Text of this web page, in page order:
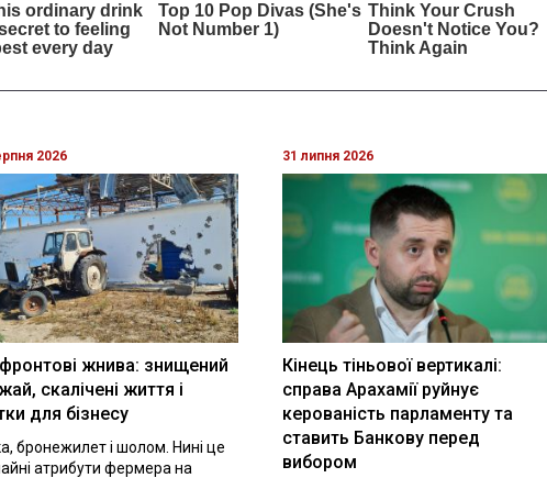
2026
жнива: знищений
скалічені життя і
для бізнесу
бронежилет і шолом. Нині це
атрибути фермера на
31 липня 2026
Кінець тіньової вертикалі:
справа Арахамії руйнує
керованість парламенту та
ставить Банкову перед
вибором